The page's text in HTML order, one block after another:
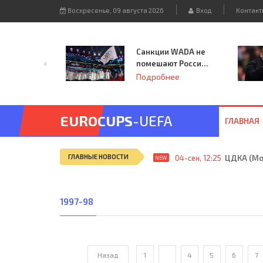
Воскресенье, 09 августа 2026 Вход
Санкции WADA не
помешают России
принять
Подробнее
EUROCUPS-UEFA ГЛАВНАЯ
ГЛАВНЫЕ НОВОСТИ NEW 21-авг, 20:09 Ключ к
1997-98
Назад 1 4 5 6 7